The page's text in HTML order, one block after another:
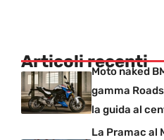
Articoli recenti
Moto naked
gamma
la guida al
La Pramac al